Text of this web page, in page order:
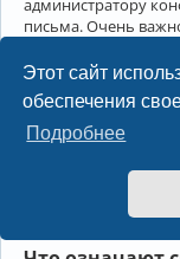
Этот сайт
обеспечения
Подробнее
администратору
письма. Очень
Администратор
меры.
Друзья и